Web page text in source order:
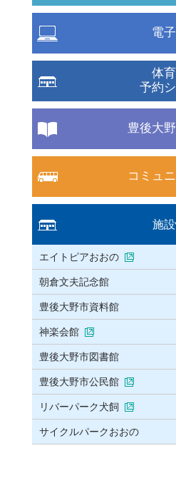
電
体
予約
豊後大
コミュ
施
エイトピアおおの
朝倉文夫記念館
豊後大野市資料館
神楽会館
豊後大野市図書館
豊後大野市公民館
リバーパーク犬飼
サイクルパークおおの